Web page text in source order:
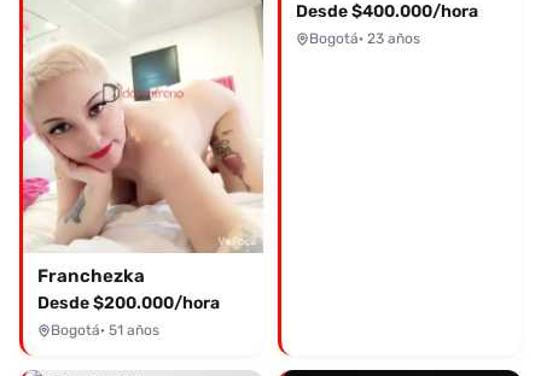
Franchezka
Desde $200.000/hora
Bogotá· 51 años
Desde $400.000/hora
Bogotá· 23 años